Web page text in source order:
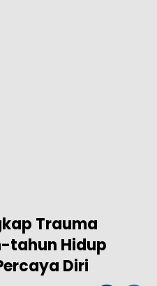
Trauma
tahun Hidup
Diri